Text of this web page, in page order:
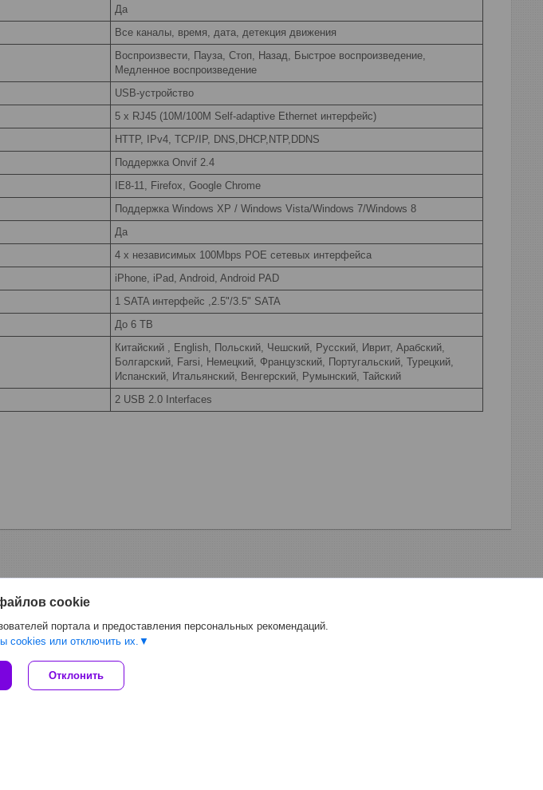
Да
Все каналы, время, дата, детекция движения
Воспроизвести, Пауза, Стоп, Назад, Быстрое воспроизведение,
Медленное воспроизведение
USB-устройство
5 x RJ45 (10M/100M Self-adaptive Ethernet интерфейс)
HTTP, IPv4, TCP/IP, DNS,DHCP,NTP,DDNS
Поддержка Onvif 2.4
IE8-11, Firefox, Google Chrome
Поддержка Windows XP / Windows Vista/Windows 7/Windows 8
Да
4 x независимых 100Mbps POE сетевых интерфейса
iPhone, iPad, Android, Android PAD
1 SATA интерфейс ,2.5"/3.5" SATA
До 6 TB
Китайский , English, Польский, Чешский, Русский, Иврит, Арабский,
Болгарский, Farsi, Немецкий, Французский, Португальский, Турецкий,
Испанский, Итальянский, Венгерский, Румынский, Тайский
2 USB 2.0 Interfaces
cookie
портала и предоставления персональных рекомендаций.
cookies или отключить их.
Отклонить